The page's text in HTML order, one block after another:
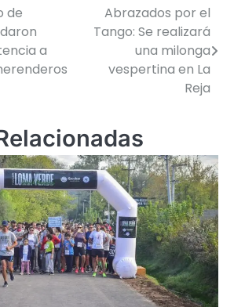
de
a
Abrazados por el
Tango: Se realizará
una milonga
vespertina en La
Reja